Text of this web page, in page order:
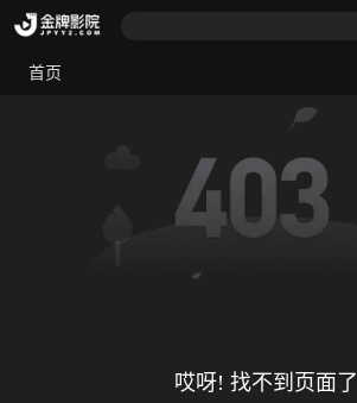
首页
哎呀! 找不到页面了